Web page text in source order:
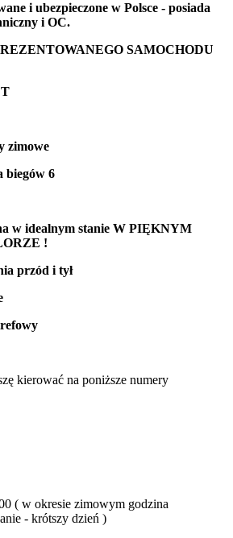
i ubezpieczone w Polsce - posiada
i OC.
SAMOCHODU
zimowe
biegów 6
w idealnym stanie W PIĘKNYM
!
przód i tył
kierować na poniższe numery
( w okresie zimowym godzina
- krótszy dzień )